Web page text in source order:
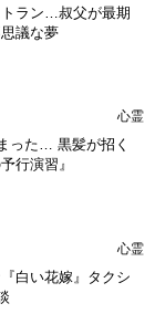
ラン…叔父が最期
議な夢
心霊
った… 黒髪が招く
行演習』
心霊
白い花嫁』タクシ